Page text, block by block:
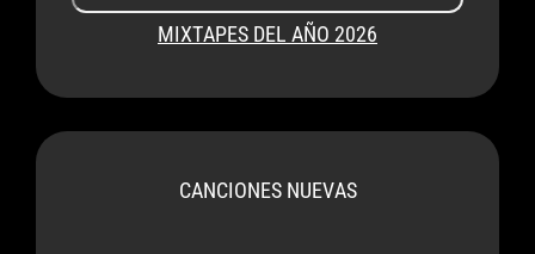
MIXTAPES DEL AÑO 2026
CANCIONES NUEVAS